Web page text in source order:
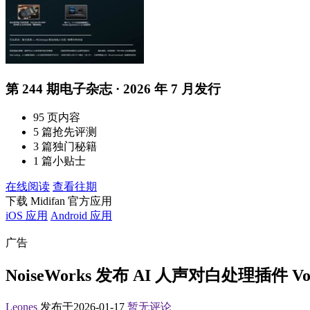
第 244 期电子杂志 · 2026 年 7 月发行
95 页内容
5 篇抢先评测
3 篇独门秘籍
1 篇小贴士
在线阅读 查看往期
下载 Midifan 官方应用
iOS 应用 Android 应用
广告
NoiseWorks 发布 AI 人声对白处理插件
Leones 发布于2026-01-17 暂无评论